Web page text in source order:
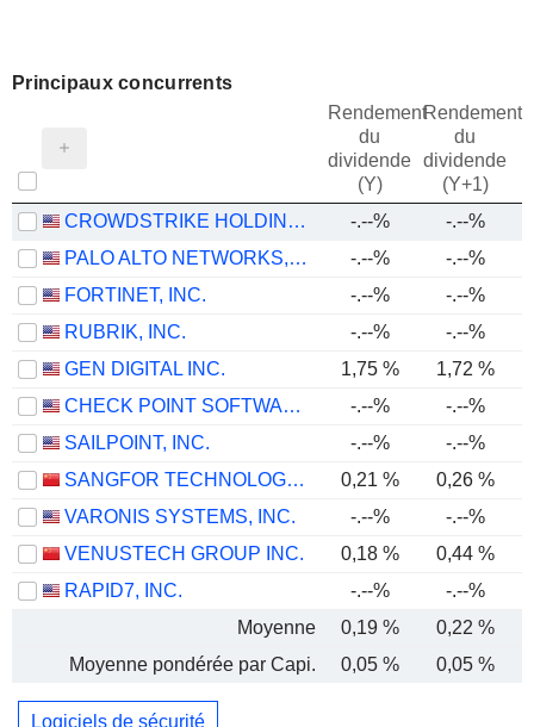
Principaux concurrents
Rendement
du
dividende
(Y)
Rendement
du
dividende
(Y+1)
CROWDSTRIKE HOLDINGS, INC. -.--% -.--%
PALO ALTO NETWORKS, INC.
-.--% -.--%
FORTINET, INC.
-.--% -.--%
RUBRIK, INC.
-.--% -.--%
GEN DIGITAL INC.
1,75 % 1,72 %
CHECK POINT SOFTWARE TECHNOLOGIES LTD.
-.--% -.--%
SAILPOINT, INC.
-.--% -.--%
SANGFOR TECHNOLOGIES INC.
0,21 % 0,26 %
VARONIS SYSTEMS, INC.
-.--% -.--%
VENUSTECH GROUP INC.
0,18 % 0,44 %
RAPID7, INC.
-.--% -.--%
Moyenne
0,19 % 0,22 %
Moyenne pondérée par Capi.
0,05 % 0,05 %
Logiciels de sécurité